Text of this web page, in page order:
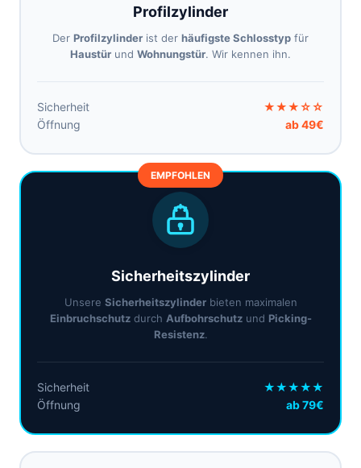
Profilzylinder
Der Profilzylinder ist der häufigste Schlosstyp für
Haustür und Wohnungstür. Wir kennen ihn.
Sicherheit
★★★☆☆
Öffnung
ab 49€
EMPFOHLEN
Sicherheitszylinder
Unsere Sicherheitszylinderbieten maximalen
Einbruchschutzdurch Aufbohrschutzund Picking-
Resistenz.
Sicherheit
★★★★★
Öffnung
ab 79€